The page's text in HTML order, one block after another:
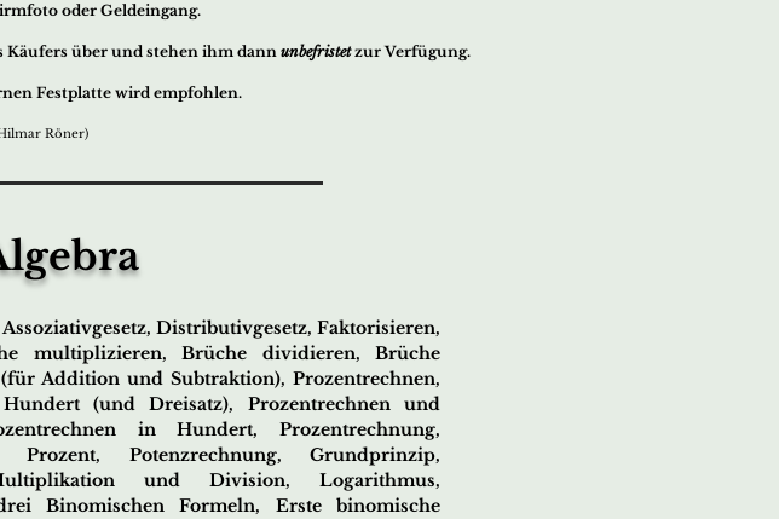
oder Geldeingang.
Käufers über und stehen ihm dann unbefristetzur Verfügung.
Festplatte wird empfohlen.
Röner)
Distributivgesetz, Faktorisieren,
multiplizieren, Brüche dividieren, Brüche
Addition und Subtraktion), Prozentrechnen,
(und Dreisatz), Prozentrechnen und
in Hundert, Prozentrechnung,
Potenzrechnung, Grundprinzip,
und Division, Logarithmus,
Binomischen Formeln, Erste binomische